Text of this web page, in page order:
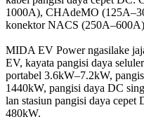
1000A), CHAdeMO
konektor NACS
MIDA EV Power ngasilake
EV, kayata pangisi daya
portabel 3.6kW–7.2kW,
1440kW, pangisi daya DC
lan stasiun pangisi daya
480kW.